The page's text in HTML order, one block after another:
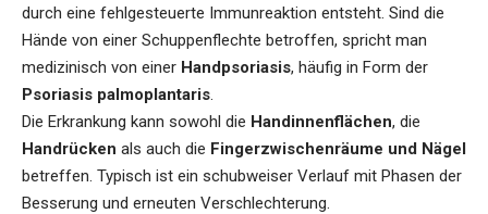
durch eine fehlgesteuerte Immunreaktion entsteht. Sind die
Hände von einer Schuppenflechte betroffen, spricht man
medizinisch von einer Handpsoriasis, häufig in Form der
Psoriasis palmoplantaris.
Die Erkrankung kann sowohl die Handinnenflächen, die
Handrücken als auch die Fingerzwischenräume und Nägel
betreffen. Typisch ist ein schubweiser Verlauf mit Phasen der
Besserung und erneuten Verschlechterung.